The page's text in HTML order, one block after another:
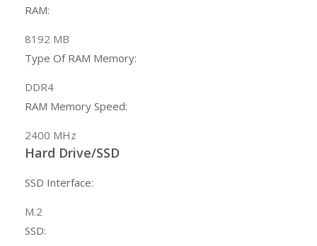
RAM:
8192 MB
Type Of RAM Memory:
DDR4
RAM Memory Speed:
2400 MHz
Hard Drive/SSD
SSD Interface:
M.2
SSD: